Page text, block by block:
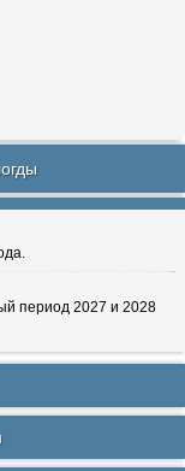
период 2027 и 2028